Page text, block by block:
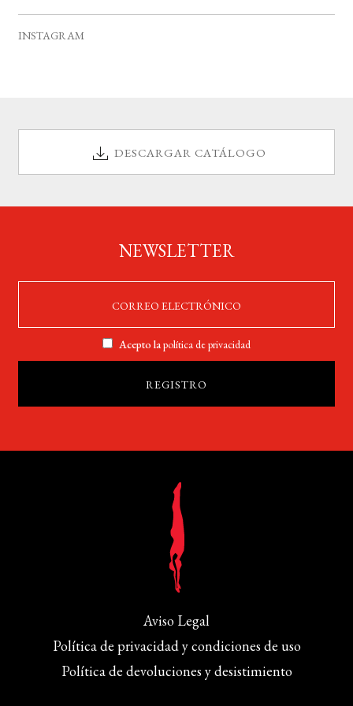
e
INSTAGRAM
DESCARGAR CATÁLOGO
NEWSLETTER
Acepto lapolítica de privacidad
Aviso Legal
Política de privacidad y condiciones de uso
Política de devoluciones y desistimiento